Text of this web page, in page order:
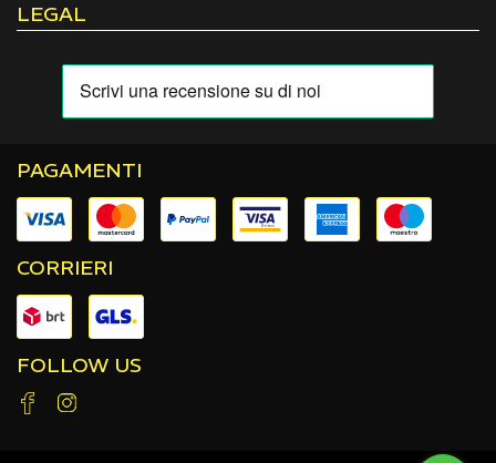
LEGAL
PAGAMENTI
CORRIERI
FOLLOW US